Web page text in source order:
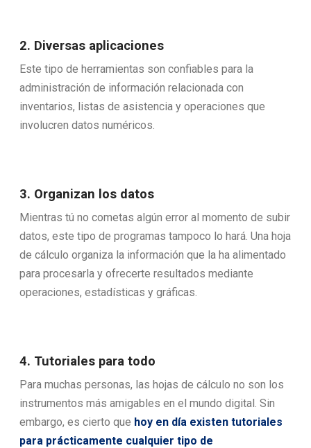
2. Diversas aplicaciones
Este tipo de herramientas son confiables para la
administración de información relacionada con
inventarios, listas de asistencia y operaciones que
involucren datos numéricos.
3. Organizan los datos
Mientras tú no cometas algún error al momento de subir
datos, este tipo de programas tampoco lo hará. Una hoja
de cálculo organiza la información que la ha alimentado
para procesarla y ofrecerte resultados mediante
operaciones, estadísticas y gráficas.
4. Tutoriales para todo
Para muchas personas, las hojas de cálculo no son los
instrumentos más amigables en el mundo digital. Sin
embargo, es cierto que hoy en día existen tutoriales
para prácticamente cualquier tipo de